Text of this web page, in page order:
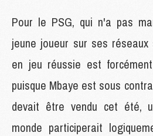
Pour le PSG, qui n'a pas
jeune joueur sur ses
en jeu réussie est
puisque Mbaye est sous
devait être vendu cet été,
monde participerait